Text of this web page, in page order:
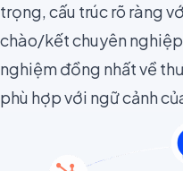
trọng, cấu trúc rõ ràng
chào/kết chuyên
nghiệm đồng nhất về
phù hợp với ngữ cảnh